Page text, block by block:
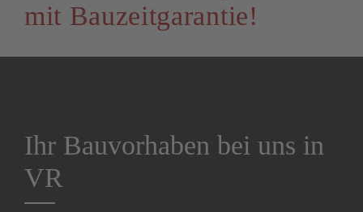
mit Bauzeitgarantie!
Ihr Bauvorhaben bei uns in
VR